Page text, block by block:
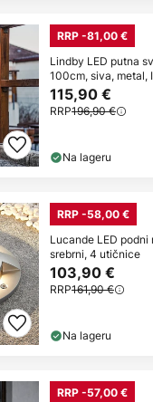
RRP -81,00 €
Lindby LED putna
100cm, siva, metal,
115,90 €
RRP196,90 €
Na lageru
RRP -58,00 €
Lucande LED
srebrni, 4 utičnice
103,90 €
RRP161,90 €
Na lageru
RRP -57,00 €